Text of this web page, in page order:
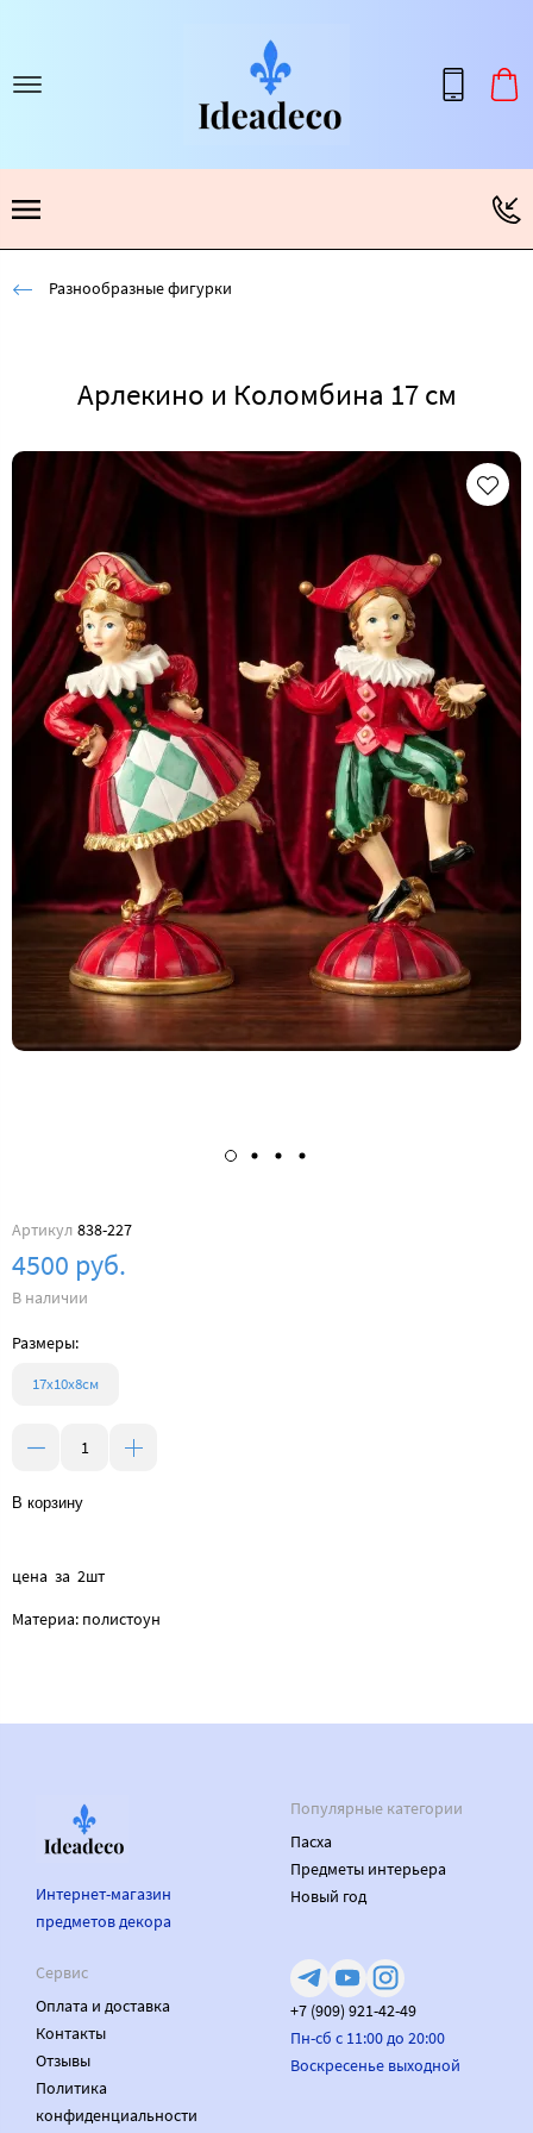
Разнообразные фигурки
Арлекино и Коломбина 17 см
Артикул 838-227
4500 руб.
В наличии
Размеры:
17х10х8см
В корзину
цена за 2шт
Материа: полистоун
Интернет-магазин
предметов декора
Популярные категории
Пасха
Предметы интерьера
Новый год
Сервис
Оплата и доставка
Контакты
Отзывы
Политика
конфиденциальности
+7 (909) 921-42-49
Пн-сб с 11:00 до 20:00
Воскресенье выходной